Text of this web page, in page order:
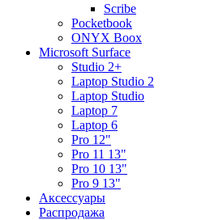
Scribe
Pocketbook
ONYX Boox
Microsoft Surface
Studio 2+
Laptop Studio 2
Laptop Studio
Laptop 7
Laptop 6
Pro 12"
Pro 11 13"
Pro 10 13"
Pro 9 13"
Аксессуары
Распродажа